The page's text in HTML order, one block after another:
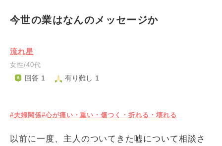
今世の業はなんのメッセージか
流れ星
女性/40代
回答 1 有り難し 1
#夫婦関係#心が痛い・重い・傷つく・折れる・壊れる
以前に一度、主人のついてきた嘘について相談さ